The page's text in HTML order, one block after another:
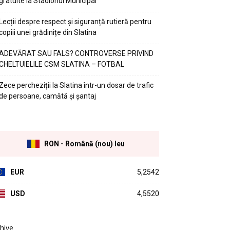
despre respect și siguranță rutieră pentru
unei grădinițe din Slatina
SAU FALS? CONTROVERSE PRIVIND
CSM SLATINA – FOTBAL
percheziții la Slatina într-un dosar de trafic
persoane, camătă și șantaj
RON - Română (nou) leu
EUR 5,2542
USD 4,5520